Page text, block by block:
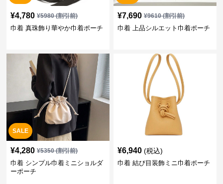
¥4,780 ¥5980(割引前)
巾着 真珠飾り華やか巾着ポーチ
¥7,690 ¥9610(割引前)
巾着 上品シルエット巾着ポーチ
SALE
¥4,280 ¥5350(割引前)
巾着 シンプル巾着ミニショルダ
ーポーチ
¥6,940 (税込)
巾着 結び目装飾ミニ巾着ポーチ